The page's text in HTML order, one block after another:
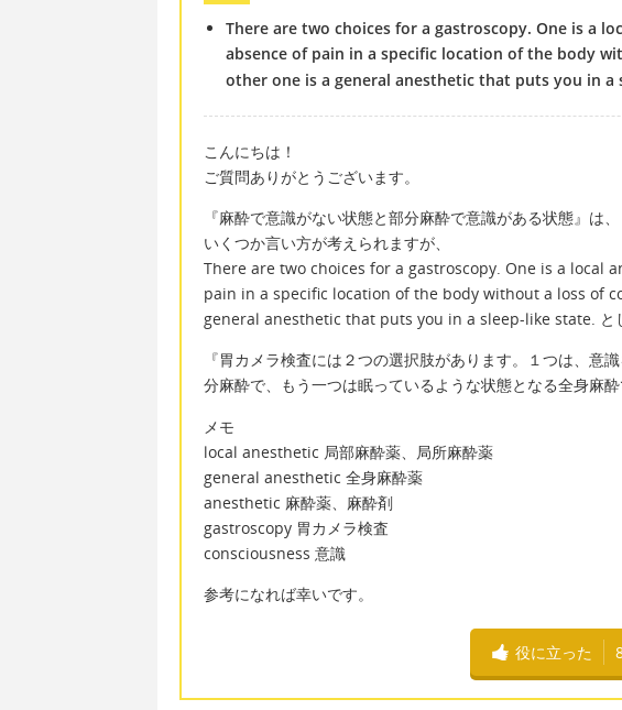
There are two choices for a gastroscopy. One is a
absence of pain in a specific location of the body
other one is a general anesthetic that puts you in a
こんにちは！
ご質問ありがとうございます。
『麻酔で意識がない状態と部分麻酔で意識がある状態』は、
いくつか言い方が考えられますが、
There are two choices for a gastroscopy. One is a local
pain in a specific location of the body without a loss of
general anesthetic that puts you in a sleep-like state. と
『胃カメラ検査には２つの選択肢があります。１つは、意
分麻酔で、もう一つは眠っているような状態となる全身麻酔
メモ
local anesthetic 局部麻酔薬、局所麻酔薬
general anesthetic 全身麻酔薬
anesthetic 麻酔薬、麻酔剤
gastroscopy 胃カメラ検査
consciousness 意識
参考になれば幸いです。
役に立った